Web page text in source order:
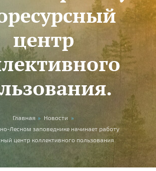
центр
Главная » Новости »
Лесном заповеднике начинает работу
центр коллективного пользования.